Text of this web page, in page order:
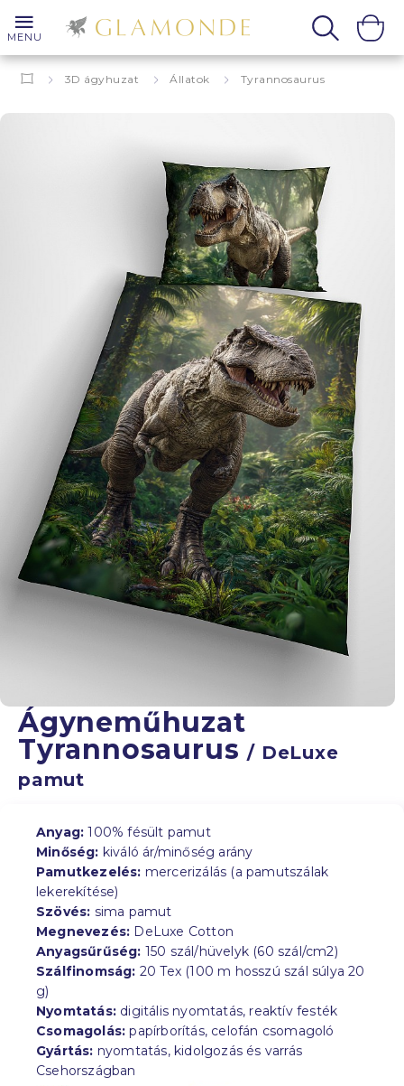
MENU
3D ágyhuzat Állatok Tyrannosaurus
Ágyneműhuzat
Tyrannosaurus/ DeLuxe
pamut
Anyag: 100% fésült pamut
Minőség: kiváló ár/minőség arány
Pamutkezelés: mercerizálás (a pamutszálak
lekerekítése)
Szövés: sima pamut
Megnevezés: DeLuxe Cotton
Anyagsűrűség: 150 szál/hüvelyk (60 szál/cm2)
Szálfinomság: 20 Tex (100 m hosszú szál súlya 20
g)
Nyomtatás: digitális nyomtatás, reaktív festék
Csomagolás: papírborítás, celofán csomagoló
Gyártás: nyomtatás, kidolgozás és varrás
Csehországban